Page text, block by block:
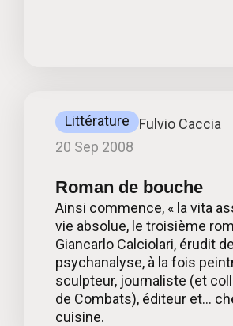
Littérature
Fulvio Caccia
20 Sep 2008
Roman de bouche
Ainsi commence, « la vita
vie absolue, le troisième
Giancarlo Calciolari, érudit
psychanalyse, à la fois
sculpteur, journaliste (et
de Combats), éditeur et…
cuisine.